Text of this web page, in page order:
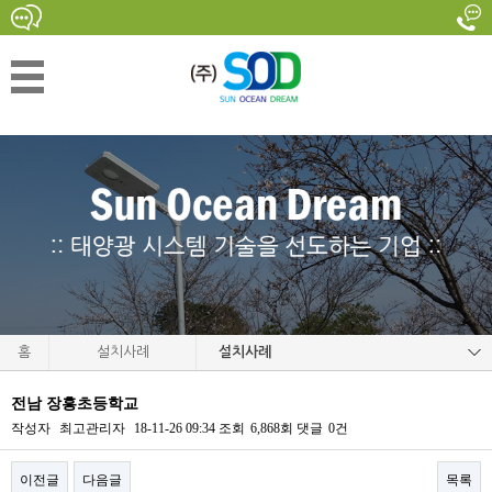
홈 설치사례 설치사례
전남 장흥초등학교
작성자 최고관리자 18-11-26 09:34 조회 6,868회 댓글 0건
이전글 다음글 목록